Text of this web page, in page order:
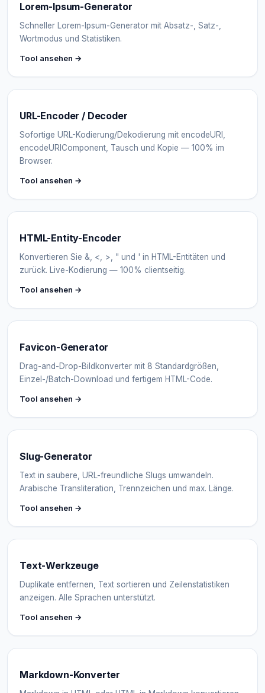
Lorem-Ipsum-Generator
Schneller Lorem-Ipsum-Generator mit Absatz-, Satz-,
Wortmodus und Statistiken.
Tool ansehen →
URL-Encoder / Decoder
Sofortige URL-Kodierung/Dekodierung mit encodeURI,
encodeURIComponent, Tausch und Kopie — 100% im
Browser.
Tool ansehen →
HTML-Entity-Encoder
Konvertieren Sie &, <, >, " und ' in HTML-Entitäten und
zurück. Live-Kodierung — 100% clientseitig.
Tool ansehen →
Favicon-Generator
Drag-and-Drop-Bildkonverter mit 8 Standardgrößen,
Einzel-/Batch-Download und fertigem HTML-Code.
Tool ansehen →
Slug-Generator
Text in saubere, URL-freundliche Slugs umwandeln.
Arabische Transliteration, Trennzeichen und max. Länge.
Tool ansehen →
Text-Werkzeuge
Duplikate entfernen, Text sortieren und Zeilenstatistiken
anzeigen. Alle Sprachen unterstützt.
Tool ansehen →
Markdown-Konverter